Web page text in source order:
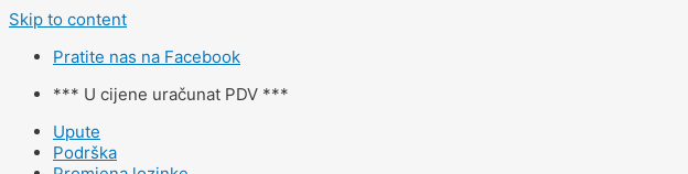
Skip to content
Pratite nas na Facebook
*** U cijene uračunat PDV ***
Upute
Podrška